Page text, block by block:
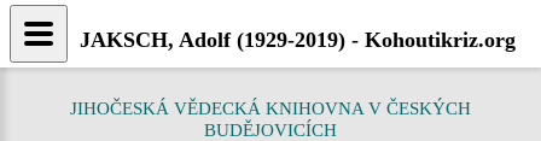
JIHOČESKÁ VĚDECKÁ KNIHOVNA V ČESKÝCH
BUDĚJOVICÍCH
JAKSCH, Adolf (1929-2019) - Kohoutikriz.org